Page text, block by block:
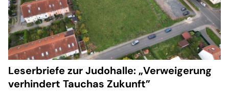
Leserbriefe zur Judohalle: „Verweigerung
verhindert Tauchas Zukunft”